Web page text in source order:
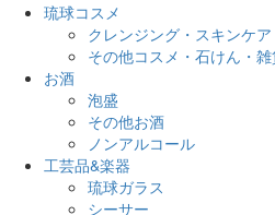
琉球コスメ
クレンジング・スキンケア
その他コスメ・石けん・
お酒
泡盛
その他お酒
ノンアルコール
工芸品&楽器
琉球ガラス
シーサー